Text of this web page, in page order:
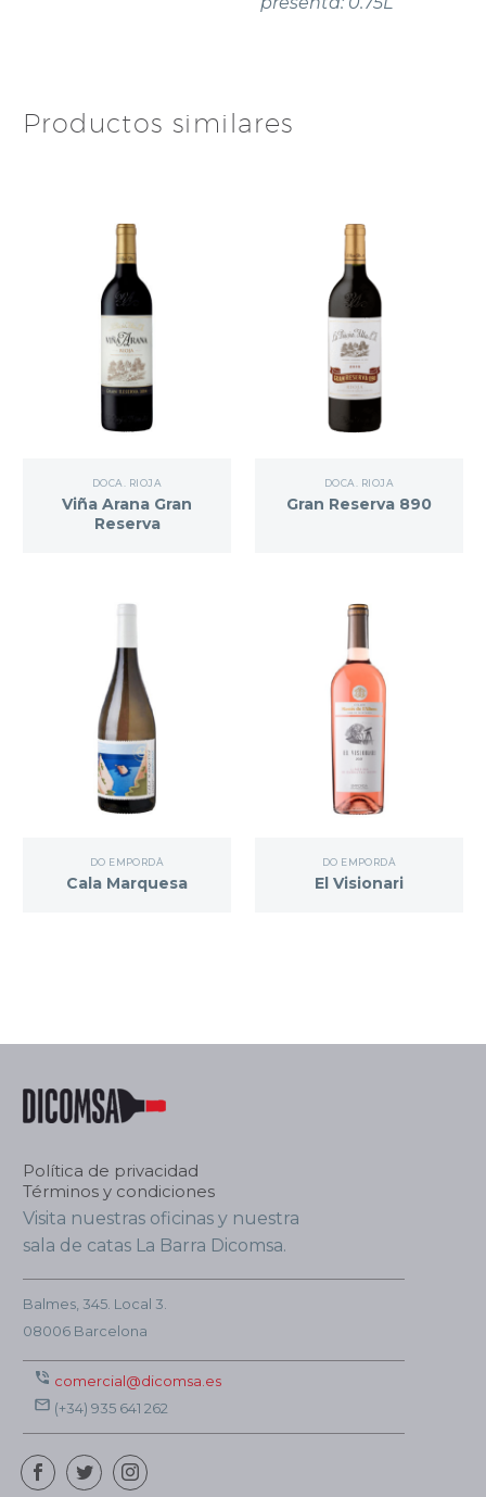
Productos similares
DOCA. RIOJA
Viña Arana Gran
Reserva
DOCA. RIOJA
Gran Reserva 890
DO EMPORDÀ
Cala Marquesa
DO EMPORDÀ
El Visionari
Política de privacidad
Términos y condiciones
Visita nuestras oficinas y nuestra
sala de catas La Barra Dicomsa.
Balmes, 345. Local 3.
08006 Barcelona
comercial@dicomsa.es
(+34) 935 641 262